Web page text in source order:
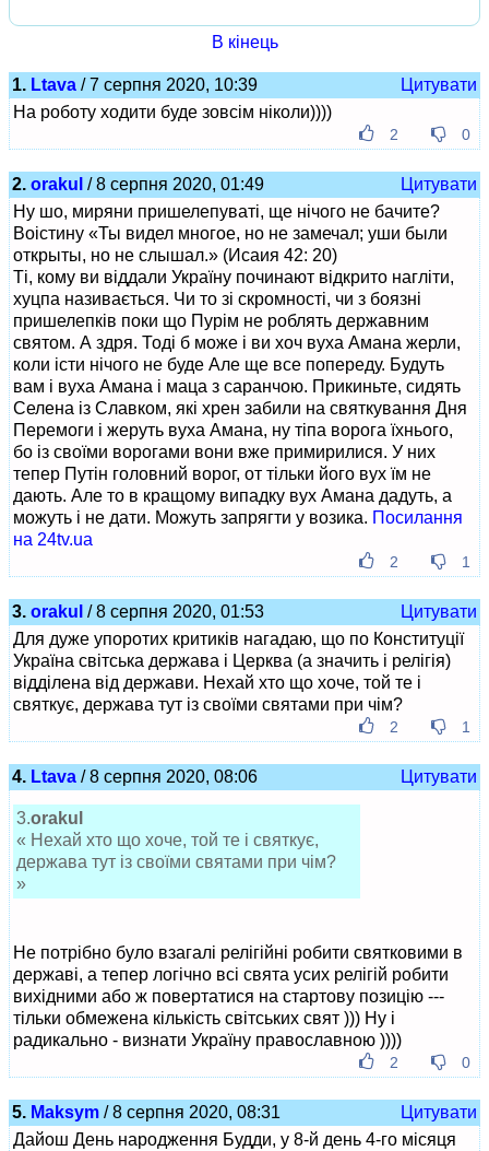
В кінець
1. Ltava / 7 серпня 2020, 10:39
Цитувати
На роботу ходити буде зовсім ніколи))))
2 0
2. orakul / 8 серпня 2020, 01:49
Цитувати
Ну шо, миряни пришелепуваті, ще нічого не бачите?
Воістину «Ты видел многое, но не замечал; уши были
открыты, но не слышал.» (Исаия 42: 20)
Ті, кому ви віддали Україну починают відкрито нагліти,
хуцпа називається. Чи то зі скромності, чи з боязні
пришелепків поки що Пурім не роблять державним
святом. А здря. Тоді б може і ви хоч вуха Амана жерли,
коли істи нічого не буде Але ще все попереду. Будуть
вам і вуха Амана і маца з саранчою. Прикиньте, сидять
Селена із Славком, які хрен забили на святкування Дня
Перемоги і жеруть вуха Амана, ну тіпа ворога їхнього,
бо із своїми ворогами вони вже примирилися. У них
тепер Путін головний ворог, от тільки його вух їм не
дають. Але то в кращому випадку вух Амана дадуть, а
можуть і не дати. Можуть запрягти у возика. Посилання
на 24tv.ua
2 1
3. orakul / 8 серпня 2020, 01:53
Цитувати
Для дуже упоротих критиків нагадаю, що по Конституції
Україна світська держава і Церква (а значить і релігія)
відділена від держави. Нехай хто що хоче, той те і
святкує, держава тут із своїми святами при чім?
2 1
4. Ltava / 8 серпня 2020, 08:06 Цитувати
3.orakul
« Нехай хто що хоче, той те і святкує,
держава тут із своїми святами при чім?
»
Не потрібно було взагалі релігійні робити святковими в
державі, а тепер логічно всі свята усих релігій робити
вихідними або ж повертатися на стартову позицію ---
тільки обмежена кількість світських свят ))) Ну і
радикально - визнати Україну православною ))))
2 0
5. Maksym / 8 серпня 2020, 08:31
Цитувати
Дайош День народження Будди, у 8-й день 4-го місяця